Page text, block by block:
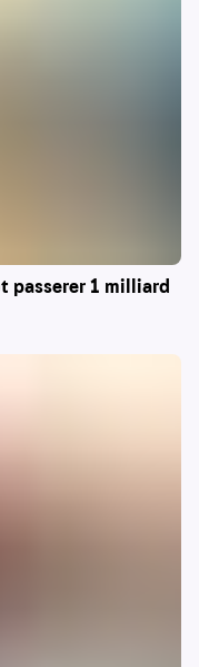
passerer 1 milliard